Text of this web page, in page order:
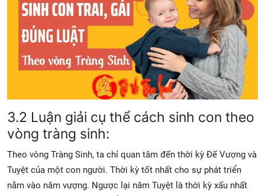
3.2 Luận giải cụ thể cách sinh con theo
vòng tràng sinh:
Theo vòng Tràng Sinh, ta chỉ quan tâm đến thời kỳ Đế Vượng và
Tuyệt của một con người. Thời kỳ tốt nhất cho sự phát triển
nằm vào năm vượng. Ngược lại năm Tuyệt là thời kỳ xấu nhất